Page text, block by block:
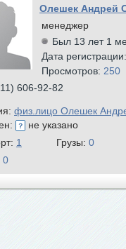
Олешек Андрей
менеджер
Был 13 лет 1
Дата
Просмотров: 250
606-92-82
физ.лицо Олешек
не указано
1 Грузы: 0
0